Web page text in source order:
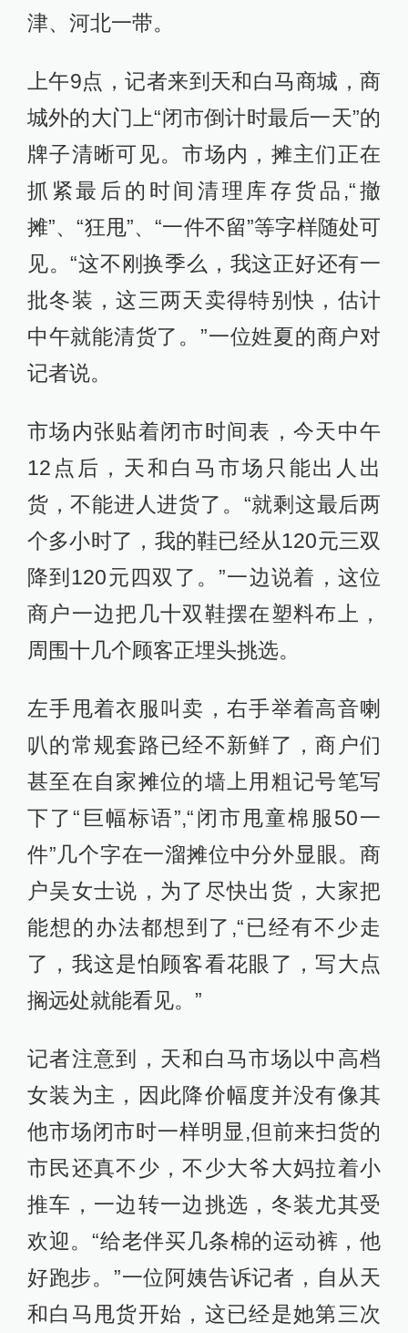
津、河北一带。
上午9点，记者来到天和白马商城，商
城外的大门上“闭市倒计时最后一天”的
牌子清晰可见。市场内，摊主们正在
抓紧最后的时间清理库存货品,“撤
摊”、“狂甩”、“一件不留”等字样随处可
见。“这不刚换季么，我这正好还有一
批冬装，这三两天卖得特别快，估计
中午就能清货了。”一位姓夏的商户对
记者说。
市场内张贴着闭市时间表，今天中午
12点后，天和白马市场只能出人出
货，不能进人进货了。“就剩这最后两
个多小时了，我的鞋已经从120元三双
降到120元四双了。”一边说着，这位
商户一边把几十双鞋摆在塑料布上，
周围十几个顾客正埋头挑选。
左手甩着衣服叫卖，右手举着高音喇
叭的常规套路已经不新鲜了，商户们
甚至在自家摊位的墙上用粗记号笔写
下了“巨幅标语”,“闭市甩童棉服50一
件”几个字在一溜摊位中分外显眼。商
户吴女士说，为了尽快出货，大家把
能想的办法都想到了,“已经有不少走
了，我这是怕顾客看花眼了，写大点
搁远处就能看见。”
记者注意到，天和白马市场以中高档
女装为主，因此降价幅度并没有像其
他市场闭市时一样明显,但前来扫货的
市民还真不少，不少大爷大妈拉着小
推车，一边转一边挑选，冬装尤其受
欢迎。“给老伴买几条棉的运动裤，他
好跑步。”一位阿姨告诉记者，自从天
和白马甩货开始，这已经是她第三次